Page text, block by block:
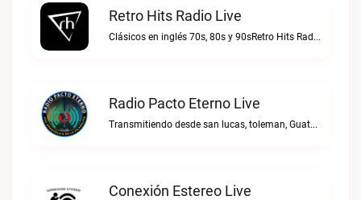
Retro Hits Radio Live
Clásicos en inglés 70s, 80s y 90sRetro Hits Radio live
Radio Pacto Eterno Live
Transmitiendo desde san lucas, toleman, Guatemala. Centro america.Radio Pacto Eterno live
Conexión Estereo Live